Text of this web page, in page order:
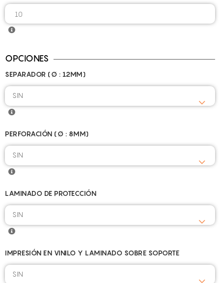
OPCIONES
SEPARADOR (Ø : 12MM)
SIN
PERFORACIÓN (Ø : 8MM)
SIN
LAMINADO DE PROTECCIÓN
SIN
IMPRESIÓN EN VINILO Y LAMINADO SOBRE SOPORTE
SIN